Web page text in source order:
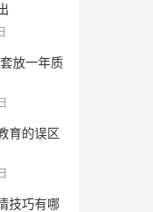
放一年质
育的误区
技巧有哪